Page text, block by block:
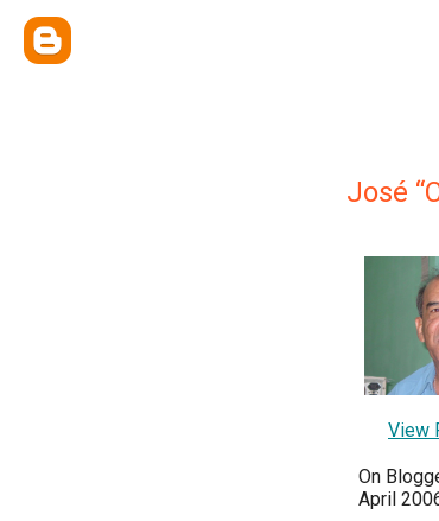
José
View
On
April